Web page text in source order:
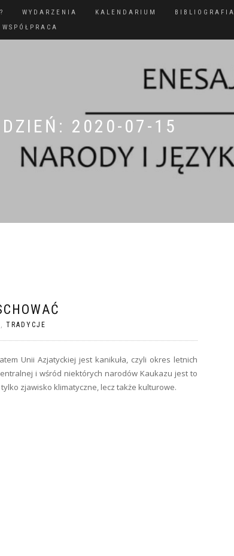
WYDARZENIA KALENDARIUM BIBLIOGRAFIA
WSPÓŁPRACA
DZIEŃ: 2020-07-15
, TRADYCJE
Unii Azjatyckiej jest kanikuła, czyli okres letnich
i wśród niektórych narodów Kaukazu jest to
zjawisko klimatyczne, lecz także kulturowe.